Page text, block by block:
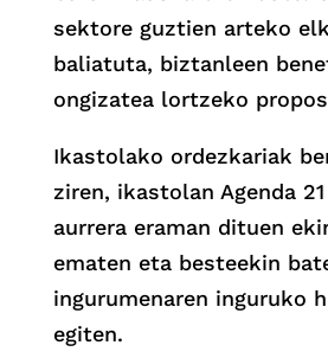
sektore guztien arteko
baliatuta, biztanleen
ongizatea lortzeko
Ikastolako ordezkariak
ziren, ikastolan Agenda
aurrera eraman dituen
ematen eta besteekin
ingurumenaren inguruko
egiten.